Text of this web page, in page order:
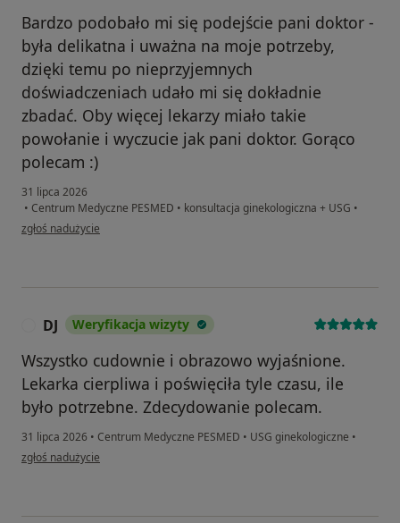
Bardzo podobało mi się podejście pani doktor -
była delikatna i uważna na moje potrzeby,
dzięki temu po nieprzyjemnych
doświadczeniach udało mi się dokładnie
zbadać. Oby więcej lekarzy miało takie
powołanie i wyczucie jak pani doktor. Gorąco
polecam :)
31 lipca 2026
• Centrum Medyczne PESMED • konsultacja ginekologiczna + USG •
w opinii użytkownika KK
zgłoś nadużycie
DJ Weryfikacja wizyty
Wszystko cudownie i obrazowo wyjaśnione.
Lekarka cierpliwa i poświęciła tyle czasu, ile
było potrzebne. Zdecydowanie polecam.
31 lipca 2026 • Centrum Medyczne PESMED • USG ginekologiczne •
w opinii użytkownika DJ
zgłoś nadużycie